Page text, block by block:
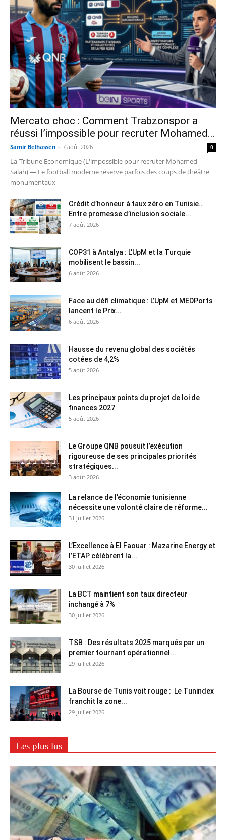
Mercato choc : Comment Trabzonspor a
réussi l’impossible pour recruter Mohamed...
Samir Belhassen - 7 août 2026 0
La-Tribune Economique (L'impossible pour recruter Mohamed
Salah) — Le football moderne réserve parfois des coups de théâtre
monumentaux
Crédit d’honneur à taux zéro en Tunisie…
Entre promesse d’inclusion sociale...
7 août 2026
COP31 à Antalya : L’UpM et la Turquie
mobilisent le bassin...
6 août 2026
Face au défi climatique : L’UpM et MEDPorts
lancent le Prix...
6 août 2026
Hausse du revenu global des sociétés
cotées de 4,2%
5 août 2026
Les principaux points du projet de loi de
finances 2027
5 août 2026
Le Groupe QNB pousuit l’exécution
rigoureuse de ses principales priorités
stratégiques...
3 août 2026
La relance de l’économie tunisienne
nécessite une volonté claire de réforme...
31 juillet 2026
L’Excellence à El Faouar : Mazarine Energy et
l’ETAP célèbrent la...
30 juillet 2026
La BCT maintient son taux directeur
inchangé à 7%
30 juillet 2026
TSB : Des résultats 2025 marqués par un
premier tournant opérationnel...
29 juillet 2026
La Bourse de Tunis voit rouge : Le Tunindex
franchit la zone...
29 juillet 2026
Les plus lus